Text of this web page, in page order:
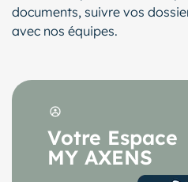
documents, suivre vos
avec nos équipes.
Votre Espace
MY AXENS